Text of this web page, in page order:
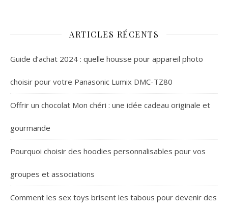
ARTICLES RÉCENTS
Guide d’achat 2024 : quelle housse pour appareil photo
choisir pour votre Panasonic Lumix DMC-TZ80
Offrir un chocolat Mon chéri : une idée cadeau originale et
gourmande
Pourquoi choisir des hoodies personnalisables pour vos
groupes et associations
Comment les sex toys brisent les tabous pour devenir des